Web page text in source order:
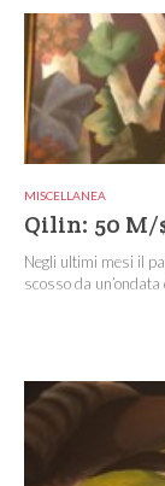
MISCELLANEA
Qilin: 50
Negli ultimi mesi il
scosso da